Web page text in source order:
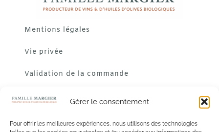
Gérer le consentement
Pour offrir les meilleures expériences, nous utilisons des technologies
Mentions légales
Vie privée
Validation de la commande